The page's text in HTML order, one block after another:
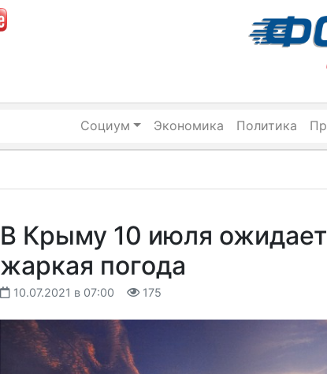
Социум Экономика Политика
В Крыму 10 июля
жаркая погода
10.07.2021 в 07:00 175